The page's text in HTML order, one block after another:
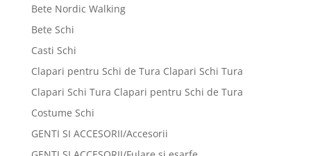
Bete Nordic Walking
Bete Schi
Casti Schi
Clapari pentru Schi de Tura Clapari Schi Tura
Clapari Schi Tura Clapari pentru Schi de Tura
Costume Schi
GENTI SI ACCESORII/Accesorii